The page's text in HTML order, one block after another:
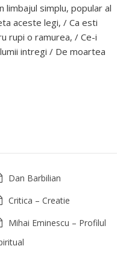
limbajul simplu, popular al
aceste legi, / Ca esti
rupi o ramurea, / Ce-i
intregi / De moartea
Dan Barbilian
Critica – Creatie
Mihai Eminescu – Profilul